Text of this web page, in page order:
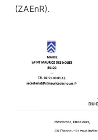
(ZAEnR).